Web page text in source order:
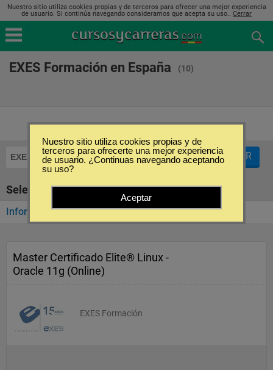
Nuestro sitio utiliza cookies propias y de terceros para ofrecer una mejor experiencia
de usuario. Si continúa navegando consideramos que acepta su uso.. Cerrar
EXES Formación en España (10)
EXES Formación FILTRAR
Seleccione la categoría
Informática y Tecnología(10)
Master Certificado Elite® Linux -
Oracle 11g (Online)
EXES Formación
Nuestro sitio utiliza cookies propias y de
terceros para ofrecerte una mejor experiencia
de usuario. ¿Continuas navegando aceptando
su uso?
Aceptar